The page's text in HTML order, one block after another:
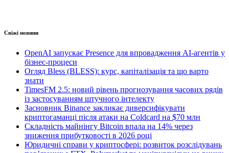
Свіжі новини
OpenAI запускає Presence для впровадження AI-агентів у
бізнес-процеси
Огляд Bless (BLESS): курс, капіталізація та що варто
знати
TimesFM 2.5: новий рівень прогнозування часових рядів
із застосуванням штучного інтелекту
Засновник Binance закликає диверсифікувати
криптогаманці після атаки на Coldcard на $70 млн
Складність майнінгу Bitcoin впала на 14% через
зниження прибутковості в 2026 році
Юридичні справи у криптосфері: розвиток розслідувань